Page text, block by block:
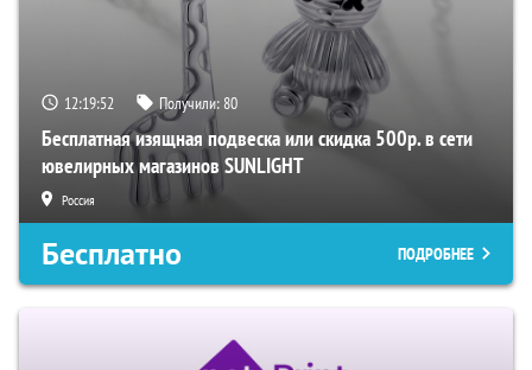
12:19:51 Получили:80
Бесплатная изящная подвеска или скидка 500р. в сети
ювелирных магазинов SUNLIGHT
Россия
Бесплатно ПОДРОБНЕЕ